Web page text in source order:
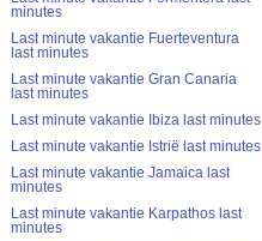
minutes
Last minute vakantie Fuerteventura
last minutes
Last minute vakantie Gran Canaria
last minutes
Last minute vakantie Ibiza last minutes
Last minute vakantie Istrië last minutes
Last minute vakantie Jamaica last
minutes
Last minute vakantie Karpathos last
minutes